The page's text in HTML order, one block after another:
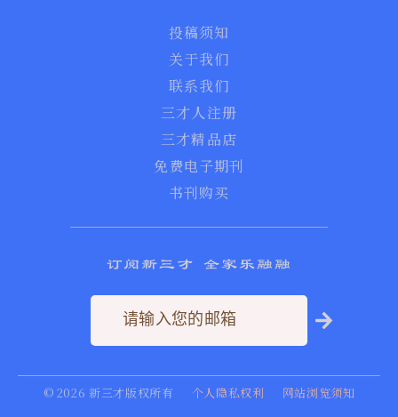
投稿须知
关于我们
联系我们
三才人注册
三才精品店
免费电子期刊
书刊购买
订阅新三才 全家乐融融
© 2026 新三才版权所有 个人隐私权利 网站浏览须知